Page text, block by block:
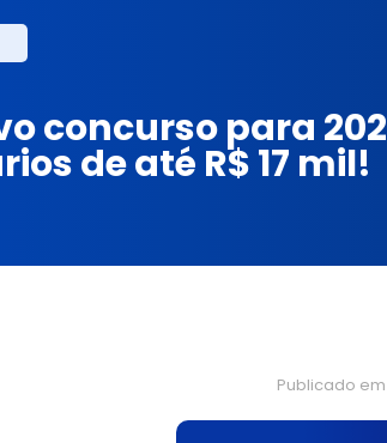
concurso para
de até R$ 17 mil!
Publicado em